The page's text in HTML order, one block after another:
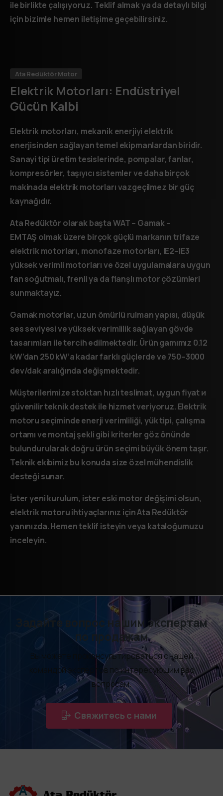
ile birlikte çalışıyoruz. Teklif almak ya da detaylı bilgi
için bizimle hemen iletişime geçebilirsiniz.
Ata Redüktör Motor
Elektrik Motorları: Endüstriyel
Gücün Kalbi
Elektrik motorları, mekanik enerjiyi elektrik
enerjisinden sağlayan temel ekipmanlardan biridir.
Sanayi tipi üretim tesislerinde, pompalar, fanlar,
kompresörler, taşıyıcı sistemler ve daha birçok
makinada elektrik motorları vazgeçilmez bir güç
kaynağıdır.
Ata Redüktör olarak başta WAT – Gamak –
EMTAŞ olmak üzere birçok güçlü markanıntrifaze
elektrik motorları, monofaze motorları, IE2–IE3
yüksek verimli motorlarıve özel uygulamalara uygun
fan soğutmalı, frenli ya da flanşlı motor çözümleri
sunmaktayız.
Gamak motorlar, uzun ömürlü rulman yapısı, düşük
ses seviyesi ve yüksek verimlilik sağlayan gövde
tasarımları ile tercih edilmektedir. Ürün gamımız 0.12
kW’dan 250 kW’a kadar farklı güçlerde ve 750–3000
dev/dak aralığında değişmektedir.
Müşterilerimizestoktan hızlı teslimat, uygun fiyatи
güvenilir teknik destekile hizmet veriyoruz. Elektrik
motoru seçiminde enerji verimliliği, yük tipi, çalışma
ortamı ve montaj şekli gibi kriterler göz önünde
bulundurularak doğru ürün seçimi büyük önem taşır.
Teknik ekibimiz bu konuda size özel mühendislik
desteği sunar.
İster yeni kurulum, ister eski motor değişimi olsun,
elektrik motoru ihtiyaçlarınız için Ata Redüktör
yanınızda. Hemen teklif isteyin veya kataloğumuzu
inceleyin.
Задайте вопрос нашим экспертам
по продажам
Вы можете проконсультироваться с нашей
командой экспертов по интересующим вас
вопросам.
Свяжитесь с нами